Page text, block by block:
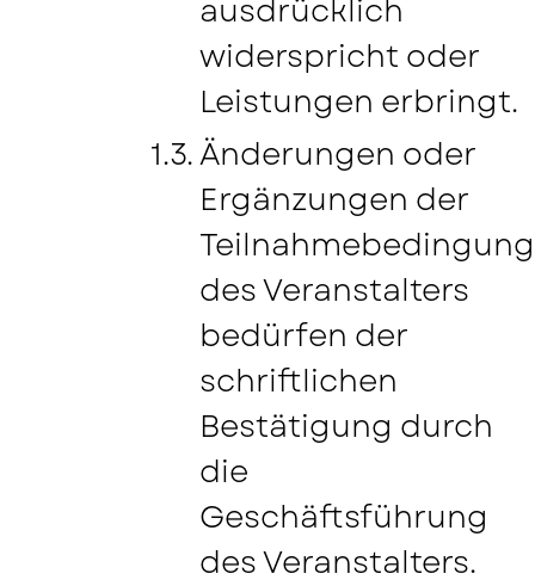
ausdrücklich
widerspricht oder
Leistungen erbringt.
Änderungen oder
Ergänzungen der
des Veranstalters
bedürfen der
schriftlichen
Bestätigung durch
die
Geschäftsführung
des Veranstalters.